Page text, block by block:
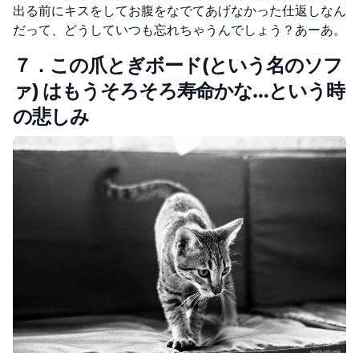
出る前にキスをしてお腹をなでてあげなかった仕返しなん
だって、どうしていつも忘れちゃうんでしょう？あーあ。
７．この爪とぎボード(という名のソフ
ァ) はもうそろそろ寿命かな…という時
の悲しみ